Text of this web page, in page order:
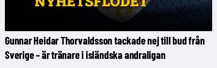
Gunnar Heidar Thorvaldsson tackade nej till bud från
Sverige – är tränare i isländska andraligan